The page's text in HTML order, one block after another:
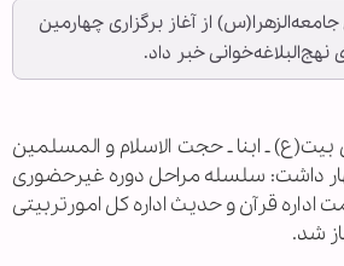
از آغاز برگزاری چهارمین
خبر داد.
ـ ابنا ـ حجت الاسلام و المسلمین
داشت: سلسله مراحل دوره غیرحضوری
اداره قرآن و حدیث اداره کل امورتربیتی
شد.